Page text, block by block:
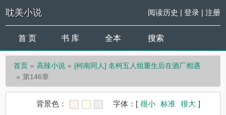
耽美小说 阅读历史 | 登录| 注册
首 页 书 库 全本 搜索
首页 高辣小说
[柯南同人] 名柯五人组重生后在酒厂相遇
第146章
背景色： 字体： [ 很小 标准 很大 ]